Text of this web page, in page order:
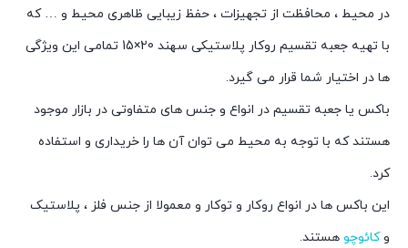
در محیط ، محافظت از تجهیزات ، حفظ زیبایی ظاهری محیط و … که
با تهیه جعبه تقسیم روکار پلاستیکی سهند 20×15 تمامی این ویژگی
ها در اختیار شما قرار می گیرد.
باکس یا جعبه تقسیم در انواع و جنس های متفاوتی در بازار موجود
هستند که با توجه به محیط می توان آن ها را خریداری و استفاده
کرد.
این باکس ها در انواع روکار و توکار و معمولا از جنس فلز ، پلاستیک
وکائوچو هستند.